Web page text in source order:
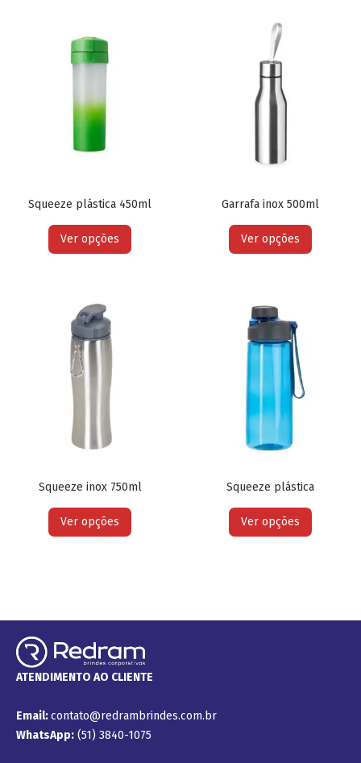
Squeeze plástica 450ml
Ver opções
Garrafa inox 500ml
Ver opções
Squeeze inox 750ml
Ver opções
Squeeze plástica
Ver opções
ATENDIMENTO AO CLIENTE
Email:contato@redrambrindes.com.br
WhatsApp: (51) 3840-1075